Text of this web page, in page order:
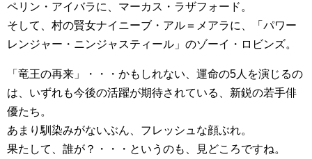
ペリン・アイバラに、マーカス・ラザフォード。
そして、村の賢女ナイニーブ・アル＝メアラに、「パワー
レンジャー・ニンジャスティール」のゾーイ・ロビンズ。
「竜王の再来」・・・かもしれない、運命の5人を演じるの
は、いずれも今後の活躍が期待されている、新鋭の若手俳
優たち。
あまり馴染みがないぶん、フレッシュな顔ぶれ。
果たして、誰が？・・・というのも、見どころですね。